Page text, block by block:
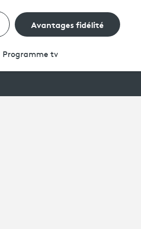
Avantages fidélité
Programme tv